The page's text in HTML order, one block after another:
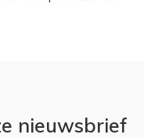
nieuwsbrief